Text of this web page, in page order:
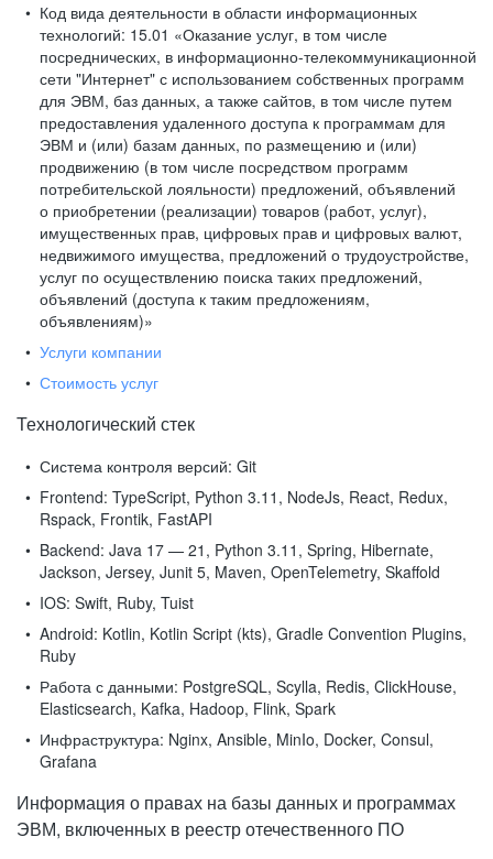
Код вида деятельности в области информационных
технологий: 15.01 «Оказание услуг, в том числе
посреднических, в информационно-телекоммуникационной
сети "Интернет" с использованием собственных программ
для ЭВМ, баз данных, а также сайтов, в том числе путем
предоставления удаленного доступа к программам для
ЭВМ и (или) базам данных, по размещению и (или)
продвижению (в том числе посредством программ
потребительской лояльности) предложений, объявлений
о приобретении (реализации) товаров (работ, услуг),
имущественных прав, цифровых прав и цифровых валют,
недвижимого имущества, предложений о трудоустройстве,
услуг по осуществлению поиска таких предложений,
объявлений (доступа к таким предложениям,
объявлениям)»
Услуги компании
Стоимость услуг
Технологический стек
Система контроля версий: Git
Frontend: TypeScript, Python 3.11, NodeJs, React, Redux,
Rspack, Frontik, FastAPI
Backend: Java 17 — 21, Python 3.11, Spring, Hibernate,
Jackson, Jersey, Junit 5, Maven, OpenTelemetry, Skaffold
IOS: Swift, Ruby, Tuist
Android: Kotlin, Kotlin Script (kts), Gradle Convention Plugins,
Ruby
Работа с данными: PostgreSQL, Scylla, Redis, ClickHouse,
Elasticsearch, Kafka, Hadoop, Flink, Spark
Инфраструктура: Nginx, Ansible, MinIo, Docker, Consul,
Grafana
Информация о правах на базы данных и программах
ЭВМ, включенных в реестр отечественного ПО